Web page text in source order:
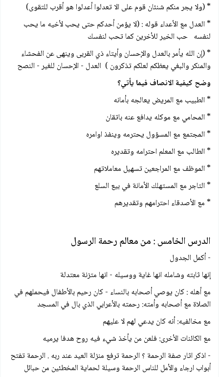
* (ولا يجر منكم شنئان قوم على الا تعدلوا أعدلوا هو أقرب للتقوی)
* العدل مع الأعداء قوله : (لا يؤمن أحدكم حتى يحب لأخيه ما يحب
لنفسه حب الخير للأخرين كما تحب لنفسك
* (إن الله يأمر بالعدل والإحسان وأيتاء ذي القربى وينهى عن الفحشاء
والمنكر والبغي يعظكم لعلكم تذكرون ) العدل - الإحسان للغير - النصح
وضح كيفية الانصاف فيما يأتي؟
* الطبيب مع المريض يعالجه بأمانه
* المحامي مع موكله يدافع عنه باتقان
* المجتمع مع المسؤول يحترمه وينفذ اوامره
* الطالب مع المعلم احترامه وتقديره
* الموظف مع المراجعين تسهيل معاملاتهم
* التاجر مع المستهلك الأمانة في بيع السلع
* مع الأصدقاء احترامهم وتقديرهم
الدرس الخامس : من معالم رحمة الرسول
- أكمل الجدول
إنها ثابته وشامله انها غاية ووسيله - انها متزنة معتدلة
مع أهله : كان يوصي أصحابه بالنساء - كان رحيم بالأطفال فيحملهم في
الصلاة مع أصحابه وأمته: رحمته بالأعرابي الذي بال في المسجد
مع مخالفيه: أنه كان يدعي لهم لا عليهم
مع الكائنات الأخرى: فلعن من يأخذ شيء فيه روح هدفا يرميه
- اذكر اثار صفة الرحمة ؟ الرحمة ترفع منزلة العيد عند ربه . الرحمة تفتح
أبواب ارجاء والأمل للناس الرحمة وسيلة لحماية المخطئين من حبائل